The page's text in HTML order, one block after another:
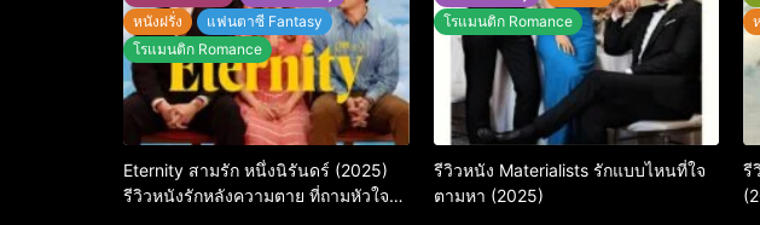
หนังฝรั่ง
แฟนตาซี Fantasy
โรแมนติก Romance
Eternity สามรัก หนึ่งนิรันดร์ (2025)
รีวิวหนังรักหลังความตาย ที่ถามหัวใจว่า
โรแมนติก Romance
รีวิวหนัง Materialists รักแบบไหนที่ใจ
ตามหา (2025)
รี